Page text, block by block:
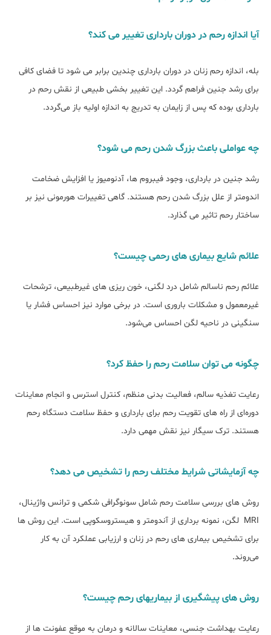
آیا اندازه رحم در دوران بارداری تغییر می کند؟
بله، اندازه رحم زنان در دوران بارداری چندین برابر می ‌شود تا فضای کافی
برای رشد جنین فراهم گردد. این تغییر بخشی طبیعی از نقش رحم در
بارداری بوده که پس از زایمان به ‌تدریج به اندازه اولیه باز می‌گردد.
چه عواملی باعث بزرگ شدن رحم می شود؟
رشد جنین در بارداری، وجود فیبروم‌ ها، آدنومیوز یا افزایش ضخامت
اندومتر از علل بزرگ شدن رحم هستند. گاهی تغییرات هورمونی نیز بر
ساختار رحم تاثیر می ‌گذارد.
علائم شایع بیماری های رحمی چیست؟
علائم رحم ناسالم شامل درد لگنی، خون ‌ریزی ‌های غیرطبیعی، ترشحات
غیرمعمول و مشکلات باروری است. در برخی موارد نیز احساس فشار یا
سنگینی در ناحیه لگن احساس می‌شود.
چگونه می توان سلامت رحم را حفظ کرد؟
رعایت تغذیه سالم، فعالیت بدنی منظم، کنترل استرس و انجام معاینات
دوره‌ای از راه ‌های تقویت رحم برای بارداری و حفظ سلامت دستگاه رحم
هستند. ترک سیگار نیز نقش مهمی دارد.
چه آزمایشاتی شرایط مختلف رحم را تشخیص می دهد؟
روش‌ های بررسی سلامت رحم شامل سونوگرافی شکمی و ترانس ‌واژینال،
MRI لگن، نمونه ‌برداری از آندومتر و هیستروسکوپی است. این روش ‌ها
برای تشخیص بیماری‌ های رحم در زنان و ارزیابی عملکرد آن به کار
می‌روند.
روش های پیشگیری از بیماریهای رحم چیست؟
رعایت بهداشت جنسی، معاینات سالانه و درمان به ‌موقع عفونت ‌ها از